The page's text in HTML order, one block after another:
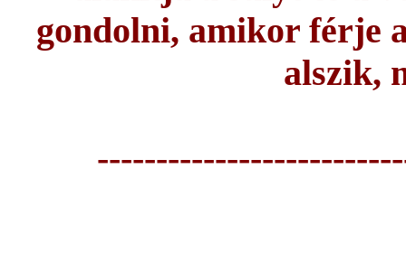
gondolni, amikor férje
alszik,